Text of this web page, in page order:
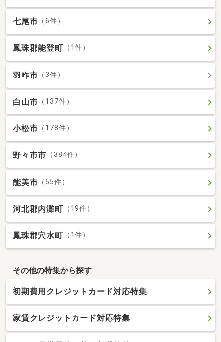
七尾市 （6件）
鳳珠郡能登町 （1件）
羽咋市 （3件）
白山市 （137件）
小松市 （178件）
野々市市 （384件）
能美市 （55件）
河北郡内灘町 （19件）
鳳珠郡穴水町 （1件）
その他の特集から探す
初期費用クレジットカード対応特集
家賃クレジットカード対応特集